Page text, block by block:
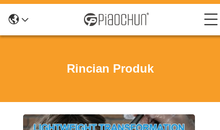
Rincian Produk